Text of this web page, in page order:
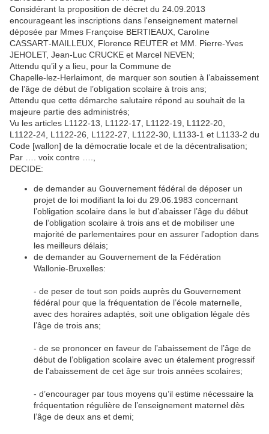
Considérant la proposition de décret du 24.09.2013
encourageant les inscriptions dans l'enseignement maternel
déposée par Mmes Françoise BERTIEAUX, Caroline
CASSART‑MAILLEUX, Florence REUTER et MM. Pierre‑Yves
JEHOLET, Jean‑Luc CRUCKE et Marcel NEVEN;
Attendu qu’il y a lieu, pour la Commune de
Chapelle‑lez‑Herlaimont, de marquer son soutien à l’abaissement
de l’âge de début de l’obligation scolaire à trois ans;
Attendu que cette démarche salutaire répond au souhait de la
majeure partie des administrés;
Vu les articles L1122‑13, L1122‑17, L1122‑19, L1122‑20,
L1122‑24, L1122‑26, L1122‑27, L1122‑30, L1133-1 et L1133-2 du
Code [wallon] de la démocratie locale et de la décentralisation;
Par …. voix contre ….,
DECIDE:
de demander au Gouvernement fédéral de déposer un
projet de loi modifiant la loi du 29.06.1983 concernant
l’obligation scolaire dans le but d’abaisser l’âge du début
de l’obligation scolaire à trois ans et de mobiliser une
majorité de parlementaires pour en assurer l’adoption dans
les meilleurs délais;
de demander au Gouvernement de la Fédération
Wallonie‑Bruxelles:
- de peser de tout son poids auprès du Gouvernement
fédéral pour que la fréquentation de l’école maternelle,
avec des horaires adaptés, soit une obligation légale dès
l’âge de trois ans;
- de se prononcer en faveur de l’abaissement de l’âge de
début de l’obligation scolaire avec un étalement progressif
de l’abaissement de cet âge sur trois années scolaires;
- d’encourager par tous moyens qu’il estime nécessaire la
fréquentation régulière de l’enseignement maternel dès
l’âge de deux ans et demi;